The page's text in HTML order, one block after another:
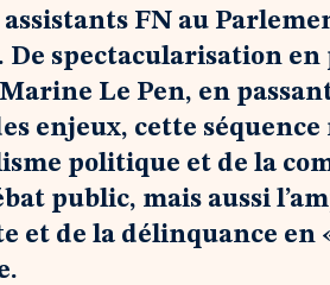
FN au
spectacularisation
Le Pen, en
enjeux, cette
politique et de la
public, mais aussi
et de la délinquance en